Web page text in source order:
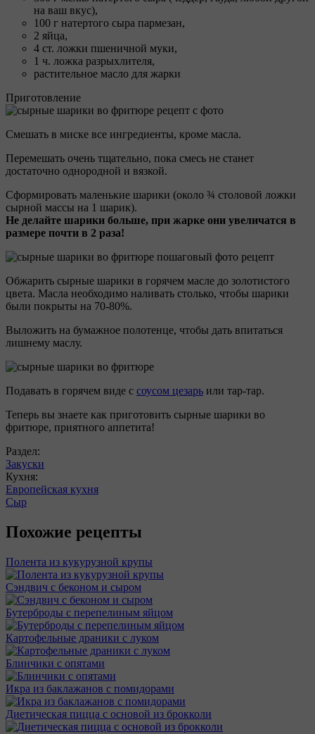
на ваш вкус),
100 г натертого сыра пармезан,
2 яйца,
4 ст. ложки пшеничной муки,
1 ч. ложка разрыхлителя,
растительное масло для жарки
Приготовление
Смешать в миске все ингредиенты, кроме масла.
Перемешать очень тщательно, пока смесь не станет
достаточно однородной и вязкой.
Сформировать маленькие шарики (около ¾ столовой ложки
сырной массы на 1 шарик).
Не делайте шарики больше, при жарке они увеличатся в
размере почти в 2 раза!
Обжарить сырные шарики в горячем масле до золотистого
цвета. Масла необходимо наливать столько, чтобы шарики
были покрыты на 70-80%.
Выложить на бумажное полотенце, чтобы дать впитаться
лишнему маслу.
Подавать в горячем виде с соусом цезарь или тар-тар.
Теперь вы знаете как приготовить сырные шарики во
фритюре, приятного аппетита!
Раздел:
Закуски
Кухня:
Европейская кухня
Сыр
Похожие рецепты
Полента из кукурузной крупы
Сэндвич с беконом и сыром
Бутерброды с перепелиным яйцом
Картофельные драники с луком
Блинчики с опятами
Икра из баклажанов с помидорами
Диетическая пицца с основой из брокколи